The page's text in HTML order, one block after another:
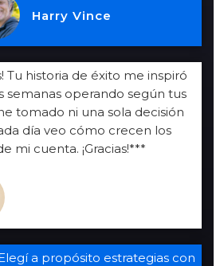
Harry Vince
Tu historia de éxito me inspiró
semanas operando según tus
tomado ni una sola decisión
día veo cómo crecen los
mi cuenta. ¡Gracias!***
a propósito estrategias con